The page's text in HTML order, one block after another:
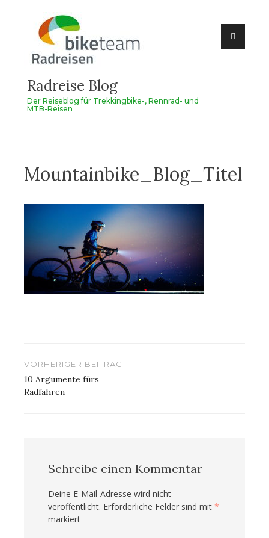
springen
Radreise Blog
Der Reiseblog für Trekkingbike-, Rennrad- und
MTB-Reisen
Mountainbike_Blog_Titel
Beitragsnavigation
VORHERIGER BEITRAG
10 Argumente fürs
Radfahren
Schreibe einen Kommentar
Deine E-Mail-Adresse wird nicht
veröffentlicht. Erforderliche Felder sind mit *
markiert